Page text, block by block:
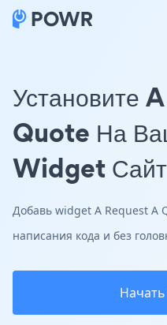
Установите
Quote На
Widget Сайт
Добавь widget A Request A
написания кода и без